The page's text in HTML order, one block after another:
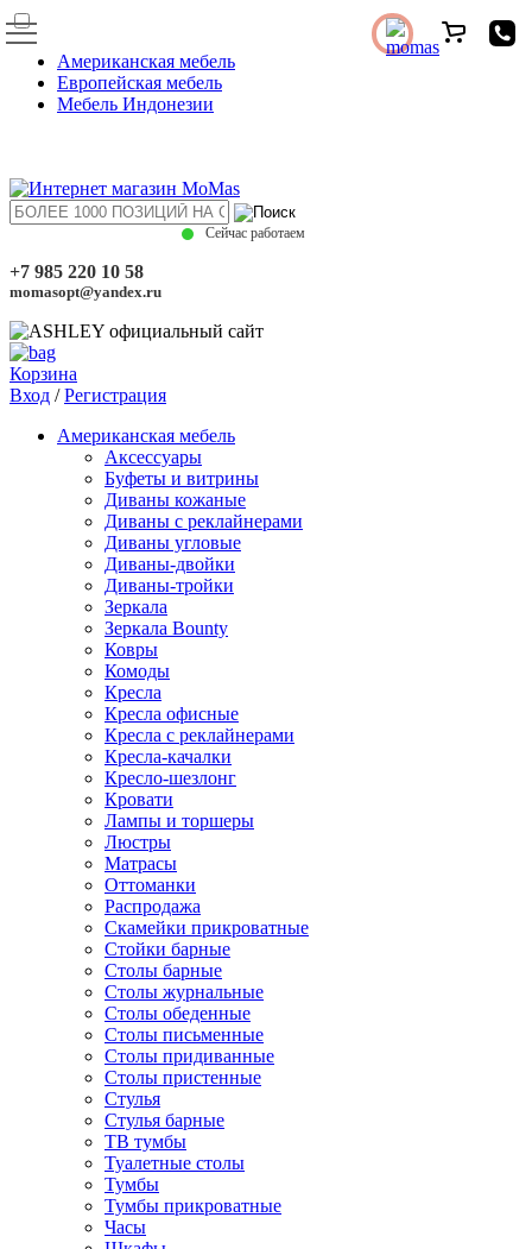
Американская мебель
Европейская мебель
Мебель Индонезии
Сейчас работаем
+7 985 220 10 58
momasopt@yandex.ru
Корзина
Вход /Регистрация
Американская мебель
Аксессуары
Буфеты и витрины
Диваны кожаные
Диваны с реклайнерами
Диваны угловые
Диваны-двойки
Диваны-тройки
Зеркала
Зеркала Bounty
Ковры
Комоды
Кресла
Кресла офисные
Кресла с реклайнерами
Кресла-качалки
Кресло-шезлонг
Кровати
Лампы и торшеры
Люстры
Матрасы
Оттоманки
Распродажа
Скамейки прикроватные
Стойки барные
Столы барные
Столы журнальные
Столы обеденные
Столы письменные
Столы придиванные
Столы пристенные
Стулья
Стулья барные
ТВ тумбы
Туалетные столы
Тумбы
Тумбы прикроватные
Часы